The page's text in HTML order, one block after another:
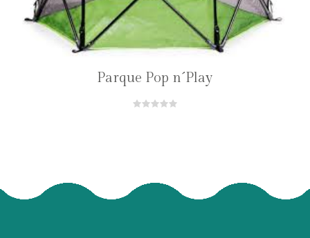
Parque Pop n´Play